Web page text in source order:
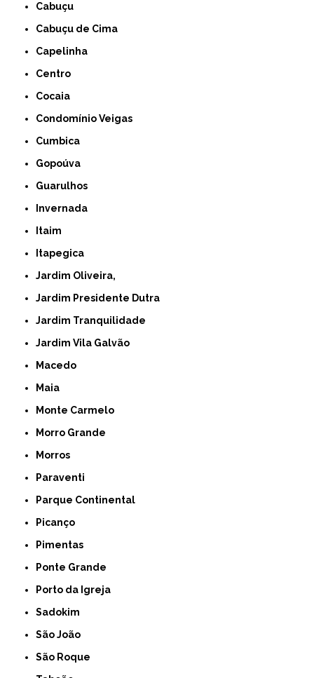
Cabuçu
Cabuçu de Cima
Capelinha
Centro
Cocaia
Condomínio Veigas
Cumbica
Gopoúva
Guarulhos
Invernada
Itaim
Itapegica
Jardim Oliveira,
Jardim Presidente Dutra
Jardim Tranquilidade
Jardim Vila Galvão
Macedo
Maia
Monte Carmelo
Morro Grande
Morros
Paraventi
Parque Continental
Picanço
Pimentas
Ponte Grande
Porto da Igreja
Sadokim
São João
São Roque